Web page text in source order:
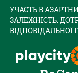
УЧАСТЬ В
ЗАЛЕЖНІСТЬ.
ВІДПОВІДАЛЬНОЇ